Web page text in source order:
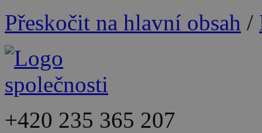
Přeskočit na hlavní obsah /
+420 235 365 207